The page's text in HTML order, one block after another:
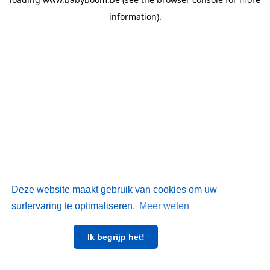
Deze website maakt gebruik van cookies om uw
surfervaring te optimaliseren. Meer weten
Ik begrijp het!
information).